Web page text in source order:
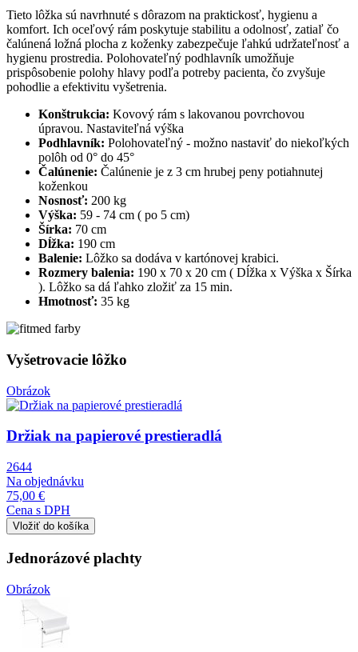
Tieto lôžka sú navrhnuté s dôrazom na praktickosť, hygienu a
komfort. Ich oceľový rám poskytuje stabilitu a odolnosť, zatiaľ čo
čalúnená ložná plocha z koženky zabezpečuje ľahkú udržateľnosť a
hygienu prostredia. Polohovateľný podhlavník umožňuje
prispôsobenie polohy hlavy podľa potreby pacienta, čo zvyšuje
pohodlie a efektivitu vyšetrenia.
Konštrukcia: Kovový rám s lakovanou povrchovou
úpravou. Nastaviteľná výška
Podhlavník: Polohovateľný - možno nastaviť do niekoľkých
polôh od 0° do 45°
Čalúnenie: Čalúnenie je z 3 cm hrubej peny potiahnutej
koženkou
Nosnosť: 200 kg
Výška: 59 - 74 cm ( po 5 cm)
Šírka: 70 cm
Dĺžka: 190 cm
Balenie: Lôžko sa dodáva v kartónovej krabici.
Rozmery balenia: 190 x 70 x 20 cm ( Dĺžka x Výška x Šírka
). Lôžko sa dá ľahko zložiť za 15 min.
Hmotnosť: 35 kg
Vyšetrovacie lôžko
Obrázok
Držiak na papierové prestieradlá
2644
Na objednávku
75,00 €
Cena s DPH
Jednorázové plachty
Obrázok